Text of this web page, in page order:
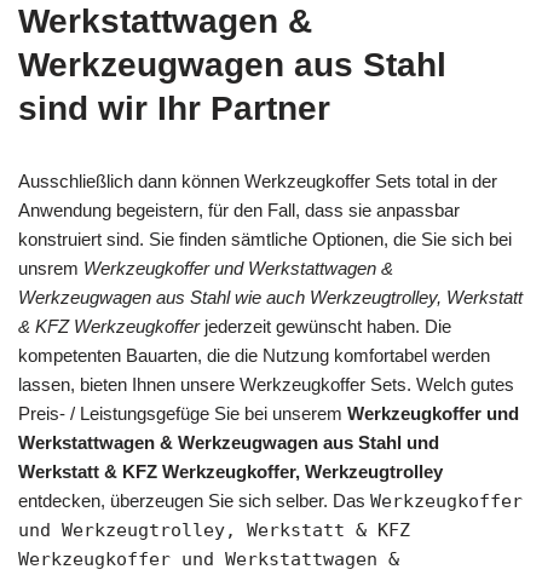
Werkstattwagen &
Werkzeugwagen aus Stahl
sind wir Ihr Partner
Ausschließlich dann können Werkzeugkoffer Sets total in der
Anwendung begeistern, für den Fall, dass sie anpassbar
konstruiert sind. Sie finden sämtliche Optionen, die Sie sich bei
unsrem Werkzeugkoffer und Werkstattwagen &
Werkzeugwagen aus Stahl wie auch Werkzeugtrolley, Werkstatt
& KFZ Werkzeugkofferjederzeit gewünscht haben. Die
kompetenten Bauarten, die die Nutzung komfortabel werden
lassen, bieten Ihnen unsere Werkzeugkoffer Sets. Welch gutes
Preis- / Leistungsgefüge Sie bei unserem Werkzeugkoffer und
Werkstattwagen & Werkzeugwagen aus Stahl und
Werkstatt & KFZ Werkzeugkoffer, Werkzeugtrolley
entdecken, überzeugen Sie sich selber. Das Werkzeugkoffer
und Werkzeugtrolley, Werkstatt & KFZ
Werkzeugkoffer und Werkstattwagen &